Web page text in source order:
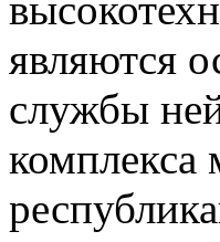
являются
службы